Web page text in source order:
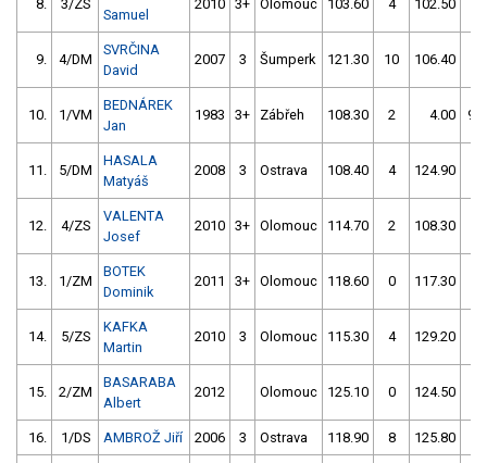
8. 3/ZS
Samuel
2010 3+ Olomouc 103.60 4 102.50
9. 4/DM
SVRČINA
David
2007 3 Šumperk 121.30 10 106.40
10. 1/VM
BEDNÁREK
Jan
1983 3+ Zábřeh 108.30 2 4.00
11. 5/DM
HASALA
Matyáš
2008 3 Ostrava 108.40 4 124.90
12. 4/ZS
VALENTA
Josef
2010 3+ Olomouc 114.70 2 108.30
13. 1/ZM
BOTEK
Dominik
2011 3+ Olomouc 118.60 0 117.30
14. 5/ZS
KAFKA
Martin
2010 3 Olomouc 115.30 4 129.20
15. 2/ZM
BASARABA
Albert
2012 Olomouc 125.10 0 124.50
16. 1/DS AMBROŽ Jiří 2006 3 Ostrava 118.90 8 125.80